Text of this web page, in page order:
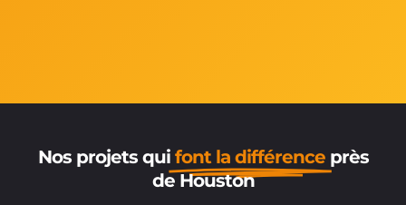
Nos projets qui font la différence près
de Houston